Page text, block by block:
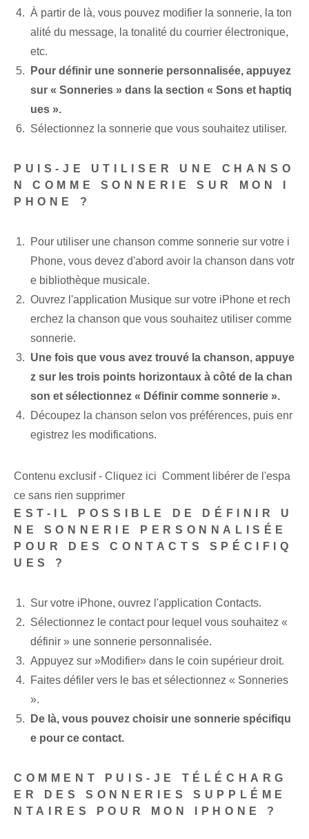
À partir de là, vous pouvez modifier la sonnerie, la ton
alité du message, la tonalité du courrier électronique,
etc.
Pour définir une sonnerie personnalisée, appuyez
sur « Sonneries » dans la section « Sons et haptiq
ues ».
Sélectionnez​ la sonnerie que vous souhaitez utiliser.
PUIS-JE UTILISER UNE CHANSO
N COMME SONNERIE SUR MON ‌I
PHONE ?
Pour utiliser une ‌chanson comme ‌sonnerie⁤ sur votre ‌i
Phone, vous devez d'abord avoir la chanson ⁣dans⁣ votr
e bibliothèque musicale⁢.
Ouvrez l'application Musique sur votre iPhone et rech
erchez la chanson que vous souhaitez utiliser comme
sonnerie.
Une fois que vous avez trouvé la chanson, appuye
z sur les trois points horizontaux à côté de la chan
son et sélectionnez « Définir comme sonnerie ».
Découpez la chanson selon vos préférences, puis enr
egistrez les modifications.
Contenu exclusif - Cliquez ici Comment libérer de l'espa
ce sans rien supprimer
EST-IL POSSIBLE DE DÉFINIR U
NE SONNERIE PERSONNALISÉE
POUR DES CONTACTS SPÉCIFIQ
UES ?
Sur votre iPhone, ouvrez l'application Contacts.
Sélectionnez le contact pour lequel vous souhaitez «
définir » une sonnerie personnalisée.
Appuyez sur ‌»Modifier» dans le coin supérieur droit.
Faites défiler vers le bas et sélectionnez « Sonneries
».
De là, vous pouvez choisir une sonnerie spécifiqu
e pour ce contact.
COMMENT PUIS-JE TÉLÉCHARG
ER DES SONNERIES SUPPLÉME
NTAIRES POUR MON IPHONE ?